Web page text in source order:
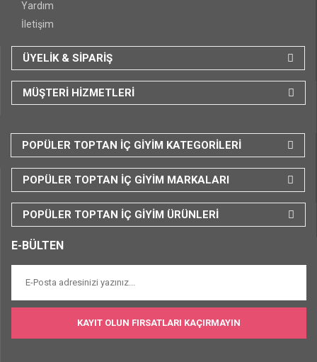
Yardım
İletişim
ÜYELİK & SİPARİŞ
MÜŞTERİ HİZMETLERİ
POPÜLER TOPTAN İÇ GİYİM KATEGORİLERİ
POPÜLER TOPTAN İÇ GİYİM MARKALARI
POPÜLER TOPTAN İÇ GİYİM ÜRÜNLERİ
E-BÜLTEN
KAYIT OLUN FIRSATLARI KAÇIRMAYIN